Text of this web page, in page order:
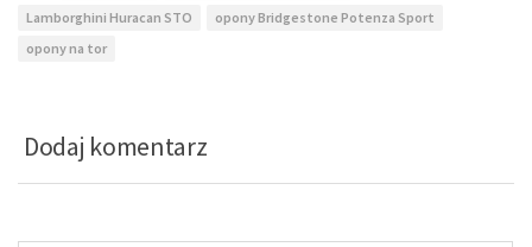
Lamborghini Huracan STO
opony Bridgestone Potenza Sport
opony na tor
Dodaj komentarz